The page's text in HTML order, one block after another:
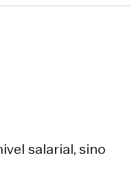
salarial, sino